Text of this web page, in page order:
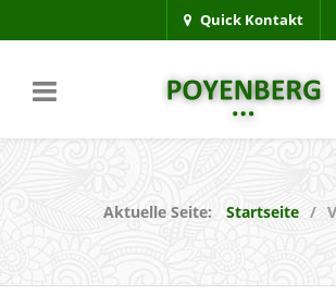
Quick Kontakt
Aktuelle Seite: Startseite